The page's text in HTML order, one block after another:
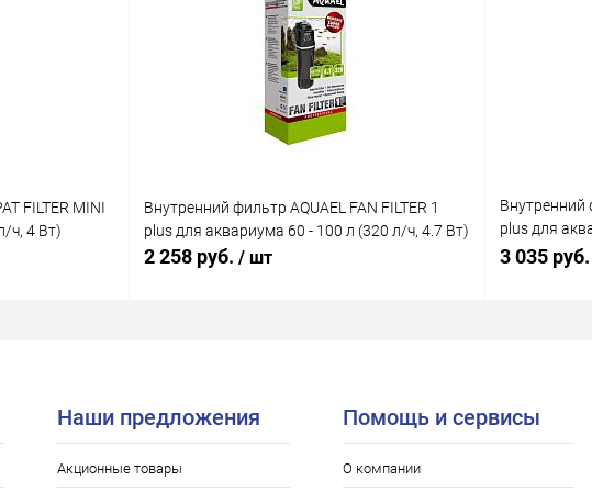
FILTER MINI
ч, 4 Вт)
Внутренний фильтр AQUAEL FAN FILTER 1
plus для аквариума 60 - 100 л (320 л/ч, 4.7 Вт)
2 258 руб. / шт
Внутренний
plus для
Вт)
3 035 руб.
Наши предложения
Акционные товары
Помощь и сервисы
О компании